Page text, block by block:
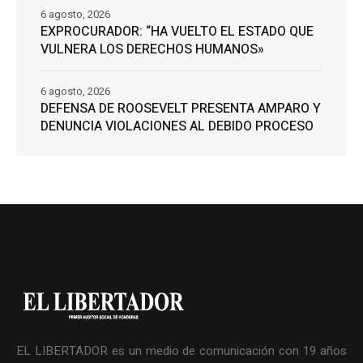
EXPROCURADOR: “HA VUELTO EL ESTADO QUE
VULNERA LOS DERECHOS HUMANOS»
6 agosto, 2026
DEFENSA DE ROOSEVELT PRESENTA AMPARO Y
DENUNCIA VIOLACIONES AL DEBIDO PROCESO
6 agosto, 2026
EL LIBERTADOR es un medio de comunicación con 19 años